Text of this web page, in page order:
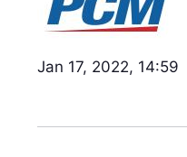
Jan 17, 2022, 14:59